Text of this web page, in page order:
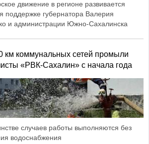
движение в регионе развивается
поддержке губернатора Валерия
и администрации Южно-Сахалинска
км коммунальных сетей промыли
«РВК‑Сахалин» с начала года
случаев работы выполняются без
водоснабжения